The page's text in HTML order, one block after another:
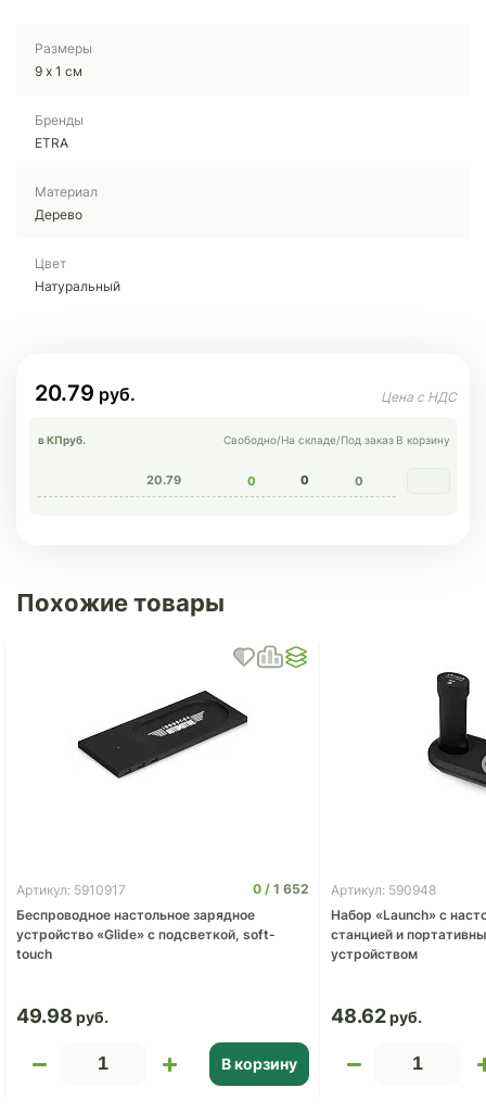
Размеры
9 х 1 см
Бренды
ETRA
Материал
Дерево
Цвет
Натуральный
20.79
в КПруб. Свободно/На складе/Под заказ В корзину
20.79 0 0 0
Похожие товары
Артикул: 5910917 0
1 652
Беспроводное настольное зарядное
устройство «Glide» с подсветкой, soft-
touch
49.98
В корзину
Артикул: 590948
Набор «Launch» с
станцией и
устройством
48.62